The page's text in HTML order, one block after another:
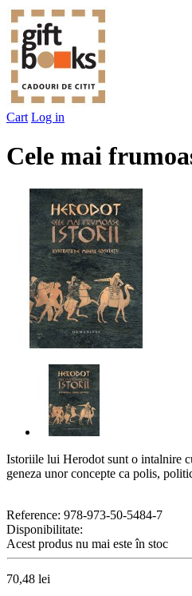
Cart Log in
Cele mai
Istoriile lui Herodot sunt o intalnire
geneza unor concepte ca polis,
Reference: 978-973-50-5484-7
Disponibilitate:
Acest produs nu mai este în stoc
70,48 lei